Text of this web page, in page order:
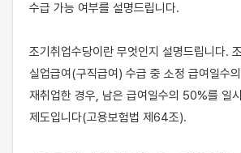
수급 가능 여부를 설명드립니다.
조기취업수당이란 무엇인지 설명드립니다.
실업급여(구직급여) 수급 중 소정 급여일수
재취업한 경우, 남은 급여일수의 50%를 일
제도입니다(고용보험법 제64조).